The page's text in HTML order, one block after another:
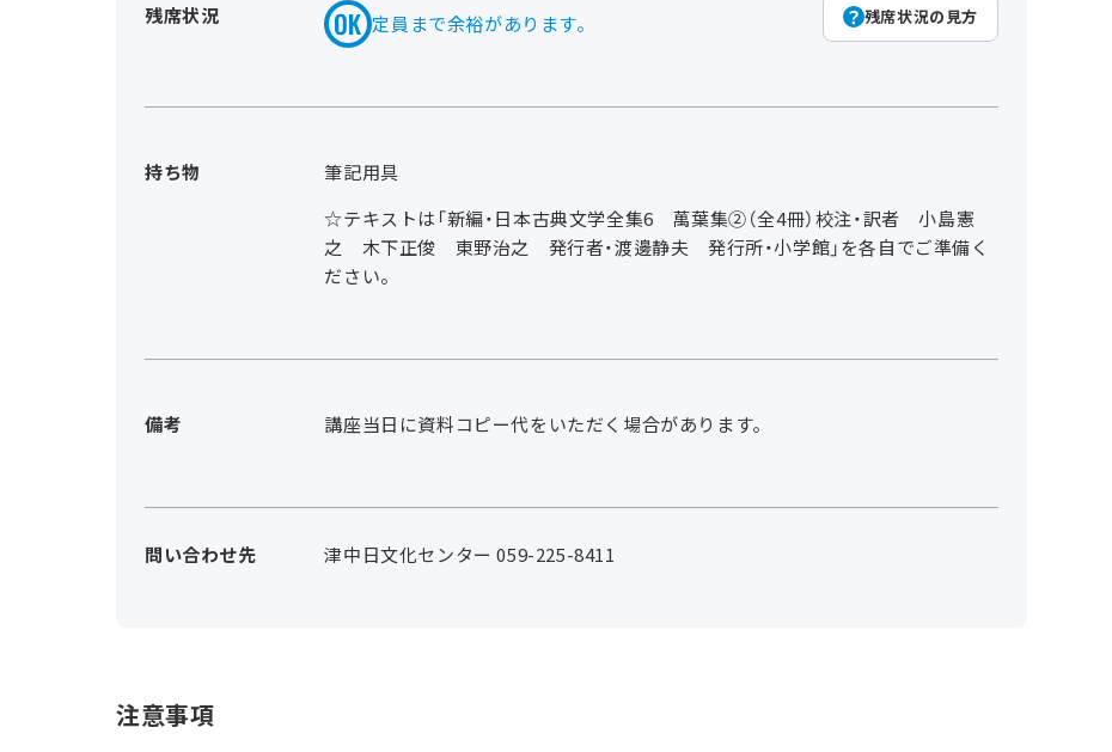
残席状況 定員まで余裕があります。 残席状況の見方
持ち物
筆記用具
☆テキストは「新編・日本古典文学全集6 萬葉集②（全4冊）校注・訳者 小島憲
之 木下正俊 東野治之 発行者・渡邊静夫 発行所・小学館」を各自でご準備く
ださい。
備考 講座当日に資料コピー代をいただく場合があります。
問い合わせ先 津中日文化センター 059-225-8411
注意事項